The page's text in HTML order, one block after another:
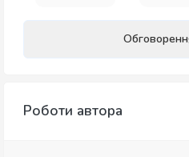
Роботи автора